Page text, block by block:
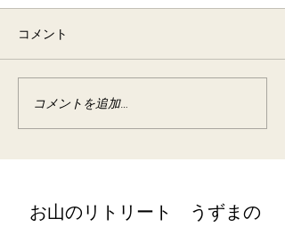
2025年6月 イベント宿泊
コメント
コメントを追加…
​お山のリトリート うずまの